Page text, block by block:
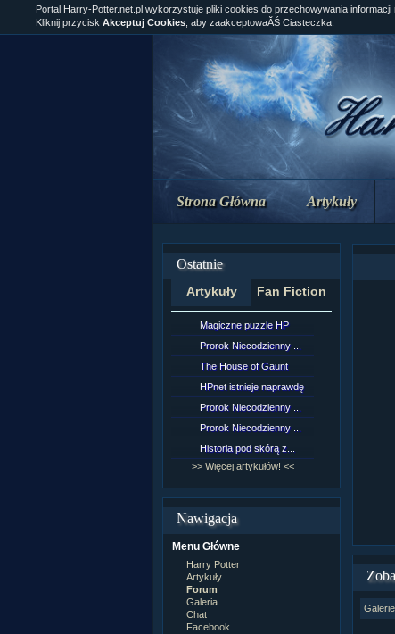
Strona Główna Artykuły
Ostatnie
Artykuły Fan Fiction
Magiczne puzzle HP
Prorok Niecodzienny ...
The House of Gaunt
HPnet istnieje naprawdę
Prorok Niecodzienny ...
Prorok Niecodzienny ...
Historia pod skórą z...
>> Więcej artykułów! <<
Nawigacja
Menu Główne
Harry Potter
Artykuły
Forum
Galeria
Chat
Facebook
Portal Harry-Potter.net.pl wykorzystuje pliki cookies do przechowywania
Kliknij przycisk Akceptuj Cookies , aby zaakceptowaĂŚ Ciasteczka.